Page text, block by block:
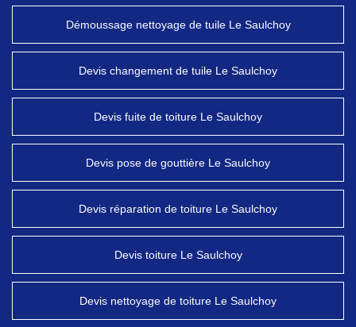
Démoussage nettoyage de tuile Le Saulchoy
Devis changement de tuile Le Saulchoy
Devis fuite de toiture Le Saulchoy
Devis pose de gouttière Le Saulchoy
Devis réparation de toiture Le Saulchoy
Devis toiture Le Saulchoy
Devis nettoyage de toiture Le Saulchoy